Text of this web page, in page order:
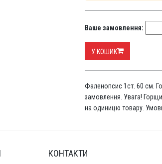
Ваше замовлення:
У КОШИК
Фаленопсис 1ст. 60 см.
замовлення. Увага!
на одиницю товару.
КОНТАКТИ